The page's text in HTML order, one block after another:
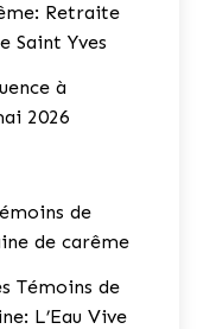
Retraite
Saint Yves
à
2026
de
de carême
Témoins de
L’Eau Vive